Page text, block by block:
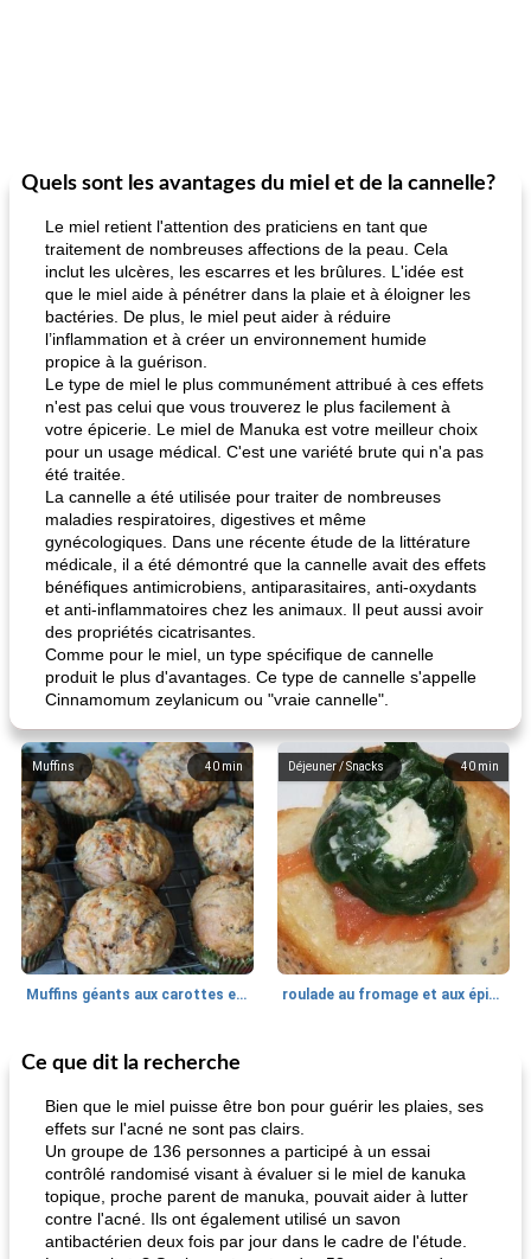
Quels sont les avantages du miel et de la cannelle?
Le miel retient l'attention des praticiens en tant que
traitement de nombreuses affections de la peau. Cela
inclut les ulcères, les escarres et les brûlures. L'idée est
que le miel aide à pénétrer dans la plaie et à éloigner les
bactéries. De plus, le miel peut aider à réduire
l’inflammation et à créer un environnement humide
propice à la guérison.
Le type de miel le plus communément attribué à ces effets
n'est pas celui que vous trouverez le plus facilement à
votre épicerie. Le miel de Manuka est votre meilleur choix
pour un usage médical. C'est une variété brute qui n'a pas
été traitée.
La cannelle a été utilisée pour traiter de nombreuses
maladies respiratoires, digestives et même
gynécologiques. Dans une récente étude de la littérature
médicale, il a été démontré que la cannelle avait des effets
bénéfiques antimicrobiens, antiparasitaires, anti-oxydants
et anti-inflammatoires chez les animaux. Il peut aussi avoir
des propriétés cicatrisantes.
Comme pour le miel, un type spécifique de cannelle
produit le plus d'avantages. Ce type de cannelle s'appelle
Cinnamomum zeylanicum ou "vraie cannelle".
40 min
Muffins
Muffins géants aux carottes et à la banane de Nif
40 min
Déjeuner / Snacks
roulade au fromage et aux épinards
30 min
Marques de confiance: recettes et
astuces
Ce que dit la recherche
Bien que le miel puisse être bon pour guérir les plaies, ses
effets sur l'acné ne sont pas clairs.
Un groupe de 136 personnes a participé à un essai
contrôlé randomisé visant à évaluer si le miel de kanuka
topique, proche parent de manuka, pouvait aider à lutter
contre l'acné. Ils ont également utilisé un savon
antibactérien deux fois par jour dans le cadre de l'étude.